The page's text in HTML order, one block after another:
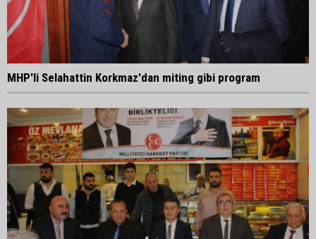
MHP'li Selahattin Korkmaz'dan miting gibi program